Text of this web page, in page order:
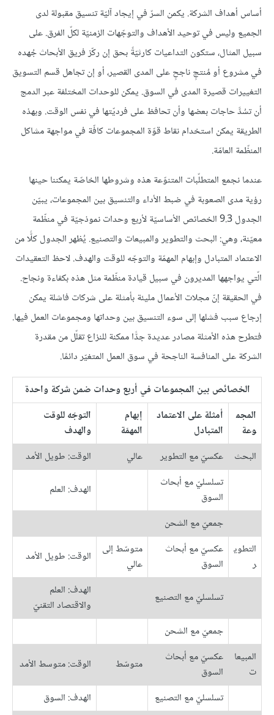
أساس أهداف الشركة. يكمن السرّ في إيجاد آليّة تنسيق مقبولة لدى
الجميع وليس في توحيد الأهداف والتوجّهات الزمنيّة لكلّ الفرق. على
سبيل المثال، ستكون التداعيات كارثيّةً بحق إن ركّز فريق الأبحاث جُهده
في مشروع أو مُنتجٍ ناجحٍ على المدى القصير، أو إن تجاهل قسم التسويق
التغييرات قصيرة المدى في السوق. يمكن للوحدات المختلفة عبر الدمج
أن تسُدَّ حاجات بعضها وأن تحافظ على فرديّتها في نفس الوقت. وبهذه
الطريقة يمكن استخدام نقاط قوّة المجموعات كافّة في مواجهة مشاكل
المنظّمة العامّة.
عندما نجمع المتطلّبات المتنوّعة هذه وشروطها الخاصّة يمكننا حينها
رؤية مدى الصعوبة في ضبط الأداء والتنسيق بين المجموعات، يبيّن
الجدول 9.3 الخصائص الأساسيّة لأربع وحدات نموذجيّة في منظّمة
معيّنة، وهي: البحث والتطوير والمبيعات والتصنيع. يُظهر الجدول كلًّا من
الاعتماد المتبادل وإبهام المهمّة والتوجّه للوقت والهدف. لاحظ التعقيدات
الّتي يواجهها المديرون في سبيل قيادة منظّمة مثل هذه بكفاءة ونجاح.
في الحقيقة إنّ مجلات الأعمال مليئة بأمثلة على شركات فاشلة يمكن
إرجاع سبب فشلها إلى سوء التنسيق بين وحداتها ومجموعات العمل فيها.
فتطرح هذه الأمثلة مصادر عديدة جدًّا ممكنة للنزاع تقلّل من مقدرة
الشركة على المنافسة الناجحة في سوق العمل المتغيّر دائمًا.
الخصائص بين المجموعات في أربع وحدات ضمن شركة واحدة
المجم
وعة
أمثلة على الاعتماد
المتبادل
إبهام
المهمّة
التوجّه للوقت
والهدف
البحث
عكسيّ مع التطوير عالي
الوقت: طويل الأمد
تسلسليّ مع أبحاث
السوق
الهدف: العلم
جمعيّ مع الشحن
التطوي
ر
عكسيّ مع أبحاث
السوق
متوسّط إلى
عالي
الوقت: طويل الأمد
تسلسليّ مع التصنيع
الهدف: العلم
والاقتصاد التقنيّ
جمعيّ مع الشحن
المبيعا
ت
عكسيّ مع أبحاث
السوق
متوسّط الوقت: متوسط الأمد
تسلسليّ مع التصنيع
الهدف: السوق